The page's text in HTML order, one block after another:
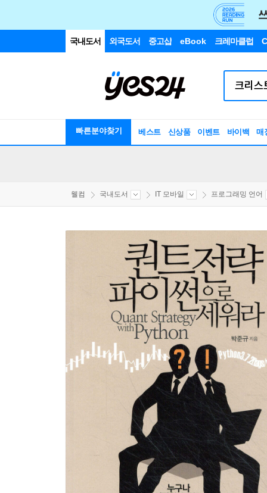
국내도서 외국도서 중고샵 eBook 크레마클럽
빠른분야찾기 베스트 신상품 이벤트 바이백 매
웰컴 국내도서 IT 모바일 프로그래밍 언어